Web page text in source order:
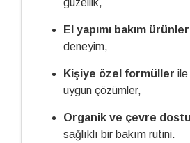
güzellik,
El yapımı bakım
deneyim,
Kişiye özel formüller
uygun çözümler,
Organik ve çevre
sağlıklı bir bakım rutini.